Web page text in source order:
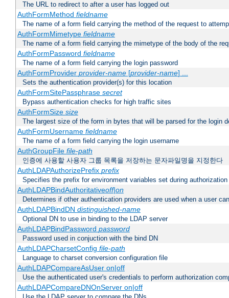
The URL to redirect to after a user has logged out
AuthFormMethod fieldname
The name of a form field carrying the method of the request to
AuthFormMimetype fieldname
The name of a form field carrying the mimetype of the body of the
AuthFormPassword fieldname
The name of a form field carrying the login password
AuthFormProvider provider-name[provider-name] ...
Sets the authentication provider(s) for this location
AuthFormSitePassphrase secret
Bypass authentication checks for high traffic sites
AuthFormSize size
The largest size of the form in bytes that will be parsed for the login
AuthFormUsername fieldname
The name of a form field carrying the login username
AuthGroupFile file-path
인증에 사용할 사용자 그룹 목록을 저장하는 문자파일명을 지정한다
AuthLDAPAuthorizePrefix prefix
Specifies the prefix for environment variables set during authorization
AuthLDAPBindAuthoritativeoff|on
Determines if other authentication providers are used when a user
AuthLDAPBindDN distinguished-name
Optional DN to use in binding to the LDAP server
AuthLDAPBindPassword password
Password used in conjuction with the bind DN
AuthLDAPCharsetConfig file-path
Language to charset conversion configuration file
AuthLDAPCompareAsUser on|off
Use the authenticated user's credentials to perform authorization
AuthLDAPCompareDNOnServer on|off